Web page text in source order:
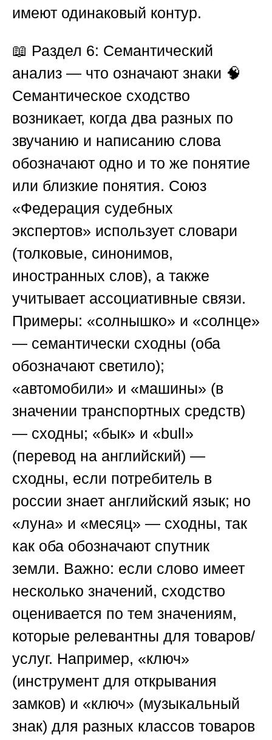
имеют одинаковый контур.
📖 Раздел 6: Семантический
анализ — что означают знаки 🧠
Семантическое сходство
возникает, когда два разных по
звучанию и написанию слова
обозначают одно и то же понятие
или близкие понятия. Союз
«Федерация судебных
экспертов» использует словари
(толковые, синонимов,
иностранных слов), а также
учитывает ассоциативные связи.
Примеры: «солнышко» и «солнце»
— семантически сходны (оба
обозначают светило);
«автомобили» и «машины» (в
значении транспортных средств)
— сходны; «бык» и «bull»
(перевод на английский) —
сходны, если потребитель в
россии знает английский язык; но
«луна» и «месяц» — сходны, так
как оба обозначают спутник
земли. Важно: если слово имеет
несколько значений, сходство
оценивается по тем значениям,
которые релевантны для товаров/
услуг. Например, «ключ»
(инструмент для открывания
замков) и «ключ» (музыкальный
знак) для разных классов товаров